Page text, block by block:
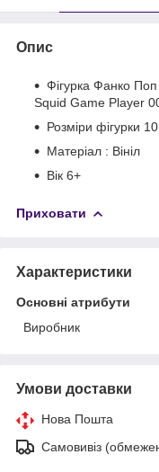
Опис
Фігурка Фанко
Squid Game Player
Розміри фігурки
Матеріал : Вініл
Вік 6+
Приховати
Характеристики
Основні атрибути
Виробник
Умови доставки
Нова Пошта
Самовивіз